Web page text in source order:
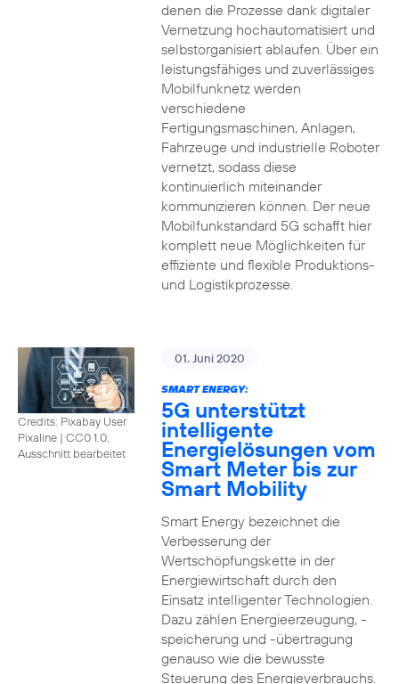
denen die Prozesse dank digitaler
Vernetzung hochautomatisiert und
selbstorganisiert ablaufen. Über ein
leistungsfähiges und zuverlässiges
Mobilfunknetz werden
verschiedene
Fertigungsmaschinen, Anlagen,
Fahrzeuge und industrielle Roboter
vernetzt, sodass diese
kontinuierlich miteinander
kommunizieren können. Der neue
Mobilfunkstandard 5G schafft hier
komplett neue Möglichkeiten für
effiziente und flexible Produktions-
und Logistikprozesse.
Credits: Pixabay User
Pixaline | CC0 1.0,
Ausschnitt bearbeitet
01. Juni 2020
SMART ENERGY:
5G unterstützt
intelligente
Energielösungen vom
Smart Meter bis zur
Smart Mobility
Smart Energy bezeichnet die
Verbesserung der
Wertschöpfungskette in der
Energiewirtschaft durch den
Einsatz intelligenter Technologien.
Dazu zählen Energieerzeugung, -
speicherung und -übertragung
genauso wie die bewusste
Steuerung des Energieverbrauchs.